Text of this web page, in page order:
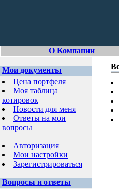
О Компании
Мои документы
Цена портфеля
Моя таблица
котировок
Новости для меня
Ответы на мои
вопросы
Авторизация
Мои настройки
Зарегистрироваться
Вопросы и ответы